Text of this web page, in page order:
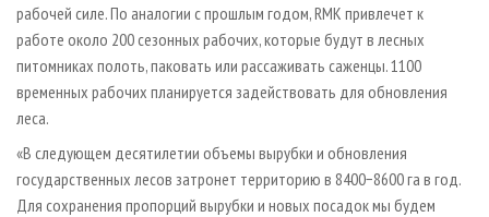
рабочей силе. По аналогии с прошлым годом, RMK привлечет к
работе около 200 сезонных рабочих, которые будут в лесных
питомниках полоть, паковать или рассаживать саженцы. 1100
временных рабочих планируется задействовать для обновления
леса.
«В следующем десятилетии объемы вырубки и обновления
государственных лесов затронет территорию в 8400−8600 га в год.
Для сохранения пропорций вырубки и новых посадок мы будем